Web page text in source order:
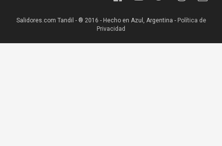
Salidores.com Tandil - ® 2016 - Hecho en Azul, Argentina - Política de
Privacidad